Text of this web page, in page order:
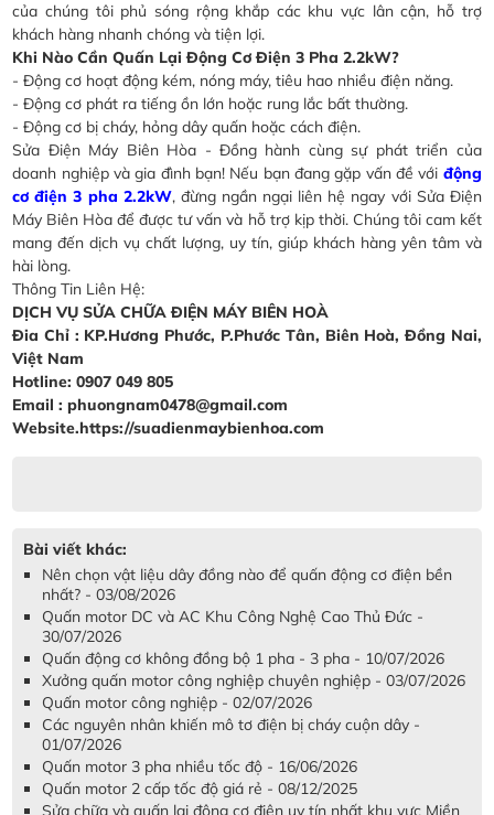
của chúng tôi phủ sóng rộng khắp các khu vực lân cận, hỗ trợ
khách hàng nhanh chóng và tiện lợi.
Khi Nào Cần Quấn Lại Động Cơ Điện 3 Pha 2.2kW?
- Động cơ hoạt động kém, nóng máy, tiêu hao nhiều điện năng.
- Động cơ phát ra tiếng ồn lớn hoặc rung lắc bất thường.
- Động cơ bị cháy, hỏng dây quấn hoặc cách điện.
Sửa Điện Máy Biên Hòa - Đồng hành cùng sự phát triển của
doanh nghiệp và gia đình bạn! Nếu bạn đang gặp vấn đề với động
cơ điện 3 pha 2.2kW, đừng ngần ngại liên hệ ngay với Sửa Điện
Máy Biên Hòa để được tư vấn và hỗ trợ kịp thời. Chúng tôi cam kết
mang đến dịch vụ chất lượng, uy tín, giúp khách hàng yên tâm và
hài lòng.
Thông Tin Liên Hệ:
DỊCH VỤ SỬA CHỮA ĐIỆN MÁY BIÊN HOÀ
Đia Chỉ : KP.Hương Phước, P.Phước Tân, Biên Hoà, Đồng Nai,
Việt Nam
Hotline: 0907 049 805
Email : phuongnam0478@gmail.com
Website.https://suadienmaybienhoa.com
Bài viết khác:
Nên chọn vật liệu dây đồng nào để quấn động cơ điện bền
nhất? - 03/08/2026
Quấn motor DC và AC Khu Công Nghệ Cao Thủ Đức -
30/07/2026
Quấn động cơ không đồng bộ 1 pha - 3 pha - 10/07/2026
Xưởng quấn motor công nghiệp chuyên nghiệp - 03/07/2026
Quấn motor công nghiệp - 02/07/2026
Các nguyên nhân khiến mô tơ điện bị cháy cuộn dây -
01/07/2026
Quấn motor 3 pha nhiều tốc độ - 16/06/2026
Quấn motor 2 cấp tốc độ giá rẻ - 08/12/2025